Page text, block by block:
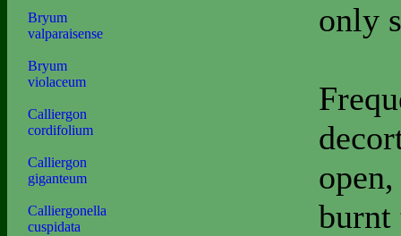
Bryum
valparaisense
Bryum
violaceum
Calliergon
cordifolium
Calliergon
giganteum
Calliergonella
cuspidata
only
burnt